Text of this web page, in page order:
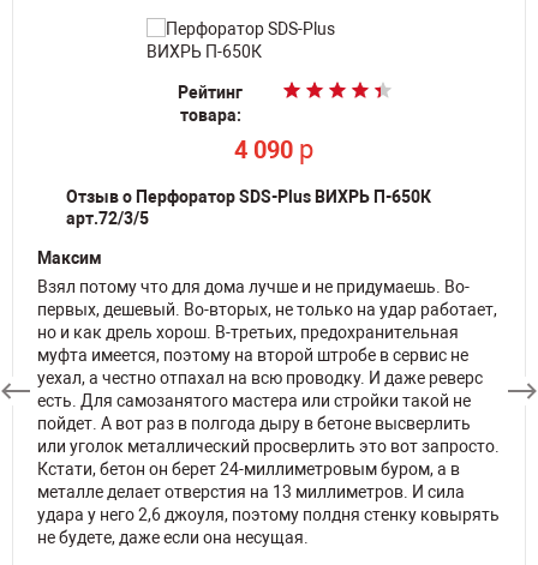
Рейтинг
товара:
4 090 p
Отзыв о Перфоратор SDS-Plus ВИХРЬ П-650К
арт.72/3/5
Максим
Взял потому что для дома лучше и не придумаешь. Во-
первых, дешевый. Во-вторых, не только на удар работает,
но и как дрель хорош. В-третьих, предохранительная
муфта имеется, поэтому на второй штробе в сервис не
уехал, а честно отпахал на всю проводку. И даже реверс
есть. Для самозанятого мастера или стройки такой не
пойдет. А вот раз в полгода дыру в бетоне высверлить
или уголок металлический просверлить это вот запросто.
Кстати, бетон он берет 24-миллиметровым буром, а в
металле делает отверстия на 13 миллиметров. И сила
удара у него 2,6 джоуля, поэтому полдня стенку ковырять
не будете, даже если она несущая.
Рейтинг
товара:
По запросу
Рейтинг
товара:
По запросу
Рейтинг
товара:
По запросу
Рейтинг
товара:
По запросу